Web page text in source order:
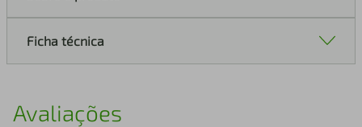
Ficha técnica
Avaliações